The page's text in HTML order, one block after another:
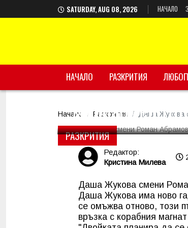
SATURDAY, AUG 08, 2026 НАЧАЛО
НАЧАЛО РАЗКРИТИЯ
Начало Разкрития Даша Жукова
РАЗКРИТИЯ
Даша Жукова
милиардер
Редактор:
Кристина Милева
Даша Жукова смени
Даша Жукова има ново
се омъжва отново, този
връзка с корабния